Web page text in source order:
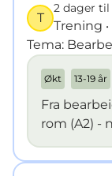
T
2 dager
Trening
Tema:
Økt 13-19 år
Fra
rom (A2) -